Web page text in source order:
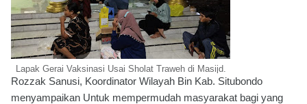
Lapak Gerai Vaksinasi Usai Sholat Traweh di Masijd.
Rozzak Sanusi, Koordinator Wilayah Bin Kab. Situbondo
menyampaikan Untuk mempermudah masyarakat bagi yang